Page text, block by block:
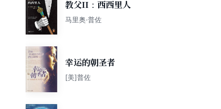
教父II：西西里人
马里奥·普佐
幸运的朝圣者
[美]普佐